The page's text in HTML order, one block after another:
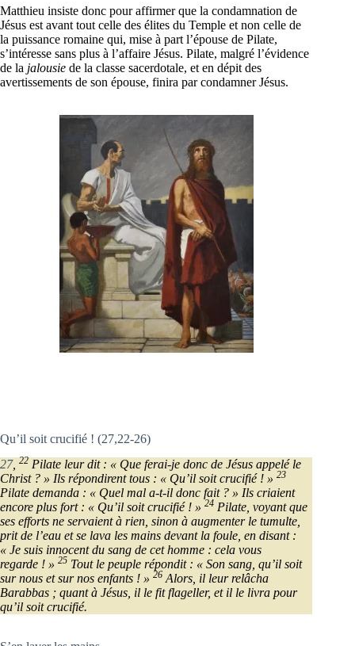
Matthieu insiste donc pour affirmer que la condamnation de
Jésus est avant tout celle des élites du Temple et non celle de
la puissance romaine qui, mise à part l’épouse de Pilate,
s’intéresse sans plus à l’affaire Jésus. Pilate, malgré l’évidence
de la jalousie de la classe sacerdotale, et en dépit des
avertissements de son épouse, finira par condamner Jésus.
Qu’il soit crucifié ! (27,22-26)
27, 22 Pilate leur dit : « Que ferai-je donc de Jésus appelé le
Christ ? » Ils répondirent tous : « Qu’il soit crucifié ! » 23
Pilate demanda : « Quel mal a-t-il donc fait ? » Ils criaient
encore plus fort : « Qu’il soit crucifié ! » 24 Pilate, voyant que
ses efforts ne servaient à rien, sinon à augmenter le tumulte,
prit de l’eau et se lava les mains devant la foule, en disant :
« Je suis innocent du sang de cet homme : cela vous
regarde ! » 25 Tout le peuple répondit : « Son sang, qu’il soit
sur nous et sur nos enfants ! » 26 Alors, il leur relâcha
Barabbas ; quant à Jésus, il le fit flageller, et il le livra pour
qu’il soit crucifié.